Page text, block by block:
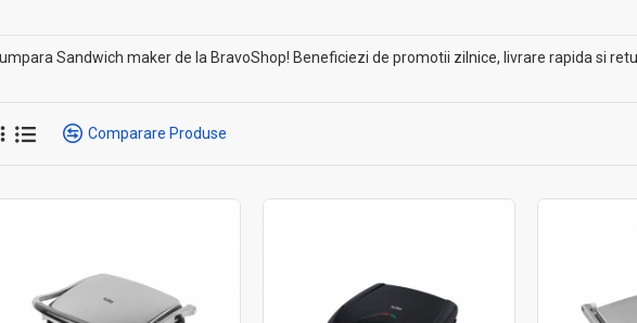
Sandwich maker de la BravoShop! Beneficiezi de promotii zilnice, livrare rapida si
Comparare Produse